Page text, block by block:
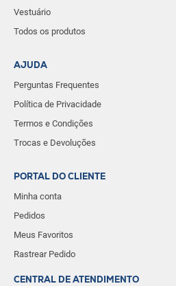
Vestuário
Todos os produtos
AJUDA
Perguntas Frequentes
Política de Privacidade
Termos e Condições
Trocas e Devoluções
PORTAL DO CLIENTE
Minha conta
Pedidos
Meus Favoritos
Rastrear Pedido
CENTRAL DE ATENDIMENTO